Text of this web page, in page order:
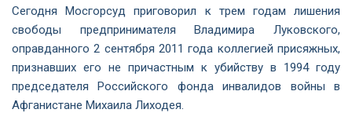
Сегодня Мосгорсуд приговорил к трем годам лишения
свободы предпринимателя Владимира Луковского,
оправданного 2 сентября 2011 года коллегией присяжных,
признавших его не причастным к убийству в 1994 году
председателя Российского фонда инвалидов войны в
Афганистане Михаила Лиходея.